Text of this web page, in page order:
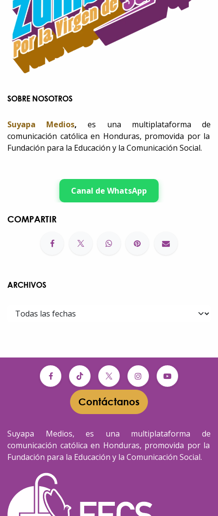
SOBRE NOSOTROS
Suyapa Medios, es una multiplataforma de
comunicación católica en Honduras, promovida por la
Fundación para la Educación y la Comunicación Social.
Canal de WhatsApp
COMPARTIR
ARCHIVOS
Contáctanos​​
Suyapa Medios, es una multiplataforma de
comunicación católica en Honduras, promovida por la
Fundación para la Educación y la Comunicación Social.